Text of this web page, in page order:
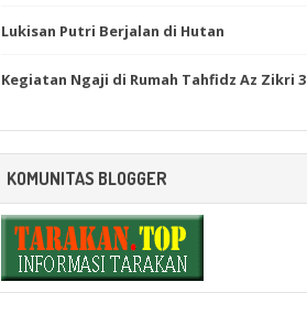
Lukisan Putri Berjalan di Hutan
Kegiatan Ngaji di Rumah Tahfidz Az Zikri 3
KOMUNITAS BLOGGER